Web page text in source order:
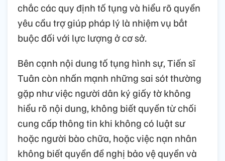
chắc các quy định tố tụng và hiểu rõ quyền
yêu cầu trợ giúp pháp lý là nhiệm vụ bắt
buộc đối với lực lượng ở cơ sở.
Bên cạnh nội dung tố tụng hình sự, Tiến sĩ
Tuân còn nhấn mạnh những sai sót thường
gặp như việc người dân ký giấy tờ không
hiểu rõ nội dung, không biết quyền từ chối
cung cấp thông tin khi không có luật sư
hoặc người bào chữa, hoặc việc nạn nhân
không biết quyền đề nghị bảo vệ quyền và